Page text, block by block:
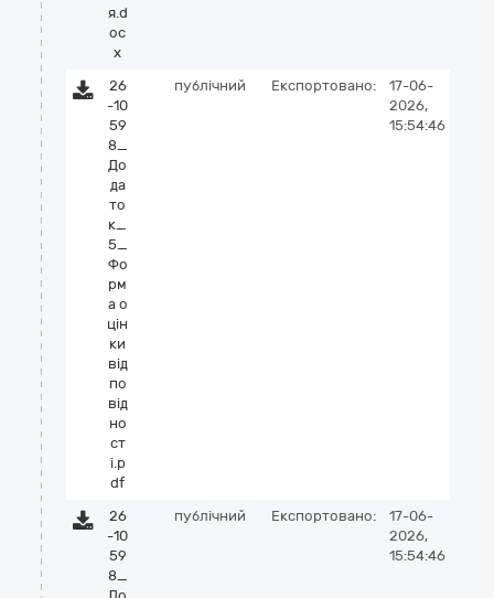
я.d
oc
x
26
-10
59
8_
До
да
то
к_
5_
Фо
рм
а о
цін
ки
від
по
від
но
ст
і.p
df
публічний Експортовано:
17-06-
2026,
15:54:46
26
-10
59
8_
публічний Експортовано:
17-06-
2026,
15:54:46